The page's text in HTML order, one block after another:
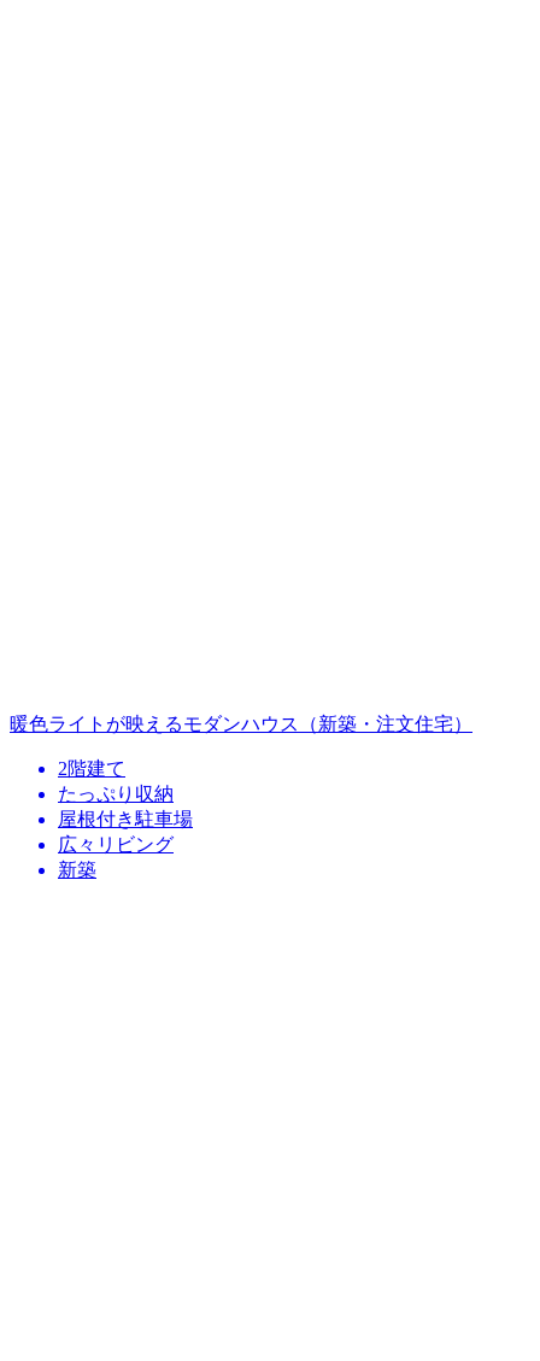
暖色ライトが映えるモダンハウス（新築・注文住宅）
2階建て
たっぷり収納
屋根付き駐車場
広々リビング
新築